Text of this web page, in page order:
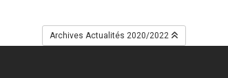
Archives Actualités 2020/2022